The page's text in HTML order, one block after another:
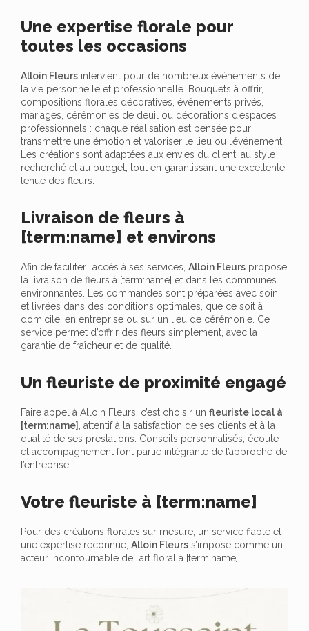
Une expertise florale pour
toutes les occasions
Alloin Fleurs intervient pour de nombreux événements de
la vie personnelle et professionnelle. Bouquets à offrir,
compositions florales décoratives, événements privés,
mariages, cérémonies de deuil ou décorations d’espaces
professionnels : chaque réalisation est pensée pour
transmettre une émotion et valoriser le lieu ou l’événement.
Les créations sont adaptées aux envies du client, au style
recherché et au budget, tout en garantissant une excellente
tenue des fleurs.
Livraison de fleurs à
[term:name] et environs
Afin de faciliter l’accès à ses services, Alloin Fleurs propose
la livraison de fleurs à [term:name] et dans les communes
environnantes. Les commandes sont préparées avec soin
et livrées dans des conditions optimales, que ce soit à
domicile, en entreprise ou sur un lieu de cérémonie. Ce
service permet d’offrir des fleurs simplement, avec la
garantie de fraîcheur et de qualité.
Un fleuriste de proximité engagé
Faire appel à Alloin Fleurs, c’est choisir un fleuriste local à
[term:name]
, attentif à la satisfaction de ses clients et à la
qualité de ses prestations. Conseils personnalisés, écoute
et accompagnement font partie intégrante de l’approche de
l’entreprise.
Votre fleuriste à [term:name]
Pour des créations florales sur mesure, un service fiable et
une expertise reconnue, Alloin Fleurs s’impose comme un
acteur incontournable de l’art floral à [term:name].